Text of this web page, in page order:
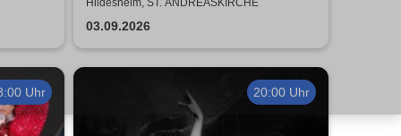
Hildesheim, ST. ANDREASKIRCHE
03.09.2026
Uhr 20:00 Uhr